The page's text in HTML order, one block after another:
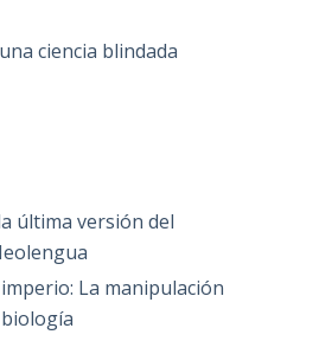
ciencia blindada
última versión del
La manipulación